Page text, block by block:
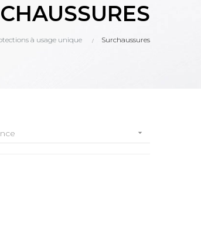
à usage unique Surchaussures
